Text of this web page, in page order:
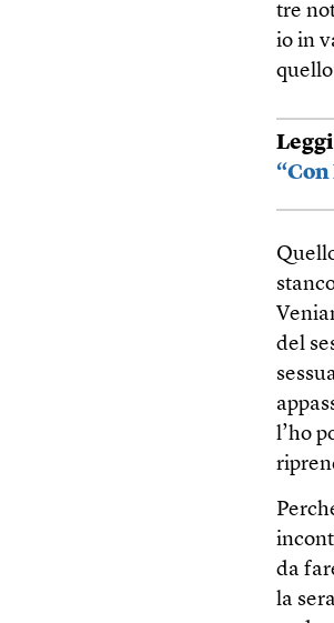
tre
io in
del
l’ho
da
la